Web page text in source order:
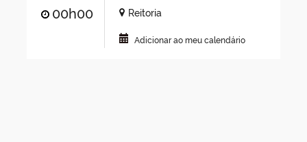
00h00 Reitoria
Adicionar ao meu calendário